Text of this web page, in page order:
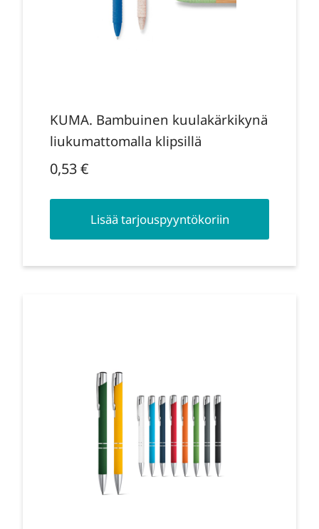
KUMA. Bambuinen kuulakärkikynä
liukumattomalla klipsillä
0,53€
Lisää tarjouspyyntökoriin